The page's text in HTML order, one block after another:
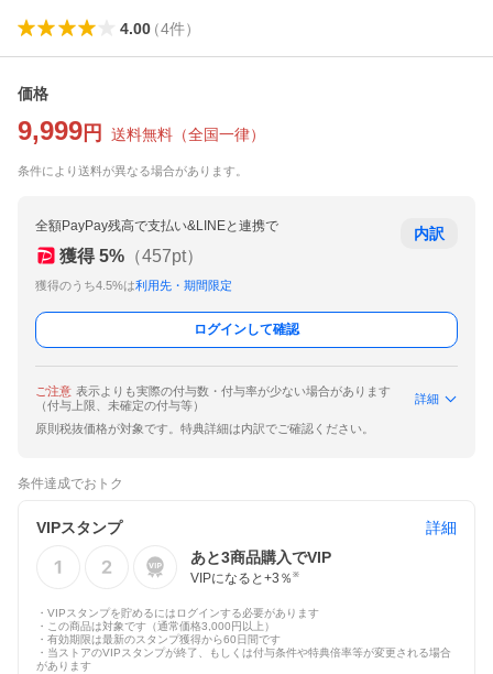
4.00（4件）
価格
9,999 円 送料無料 （全国一律）
条件により送料が異なる場合があります。
全額PayPay残高で支払い&LINEと連携で
獲得 5% （457pt）
獲得のうち4.5%は利用先・期間限定
内訳
ログインして確認
ご注意 表示よりも実際の付与数・付与率が少ない場合があります
（付与上限、未確定の付与等）
詳細
原則税抜価格が対象です。特典詳細は内訳でご確認ください。
条件達成でおトク
VIPスタンプ
詳細
あと3商品購入でVIP
VIPになると+3 ％ ※
・VIPスタンプを貯めるにはログインする必要があります
・この商品は対象です（通常価格3,000円以上）
・有効期限は最新のスタンプ獲得から60日間です
・当ストアのVIPスタンプが終了、もしくは付与条件や特典倍率等が変更される場合
があります